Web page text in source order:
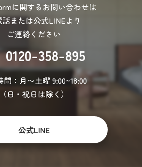
に関するお問い合わせは
または公式LINEより
ご連絡ください
0120-358-895
間：月〜土曜 9:00~18:00
（日・祝日は除く）
公式LINE